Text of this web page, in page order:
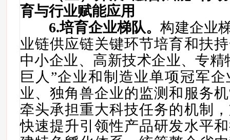
育与行业赋能应用
6.培育企业梯队。构建企业
业链供应链关键环节培育和扶
中小企业、高新技术企业、专精
巨人”企业和制造业单项冠军
业、独角兽企业的监测和服务
牵头承担重大科技任务的机制
快速提升引领性产品研发水平